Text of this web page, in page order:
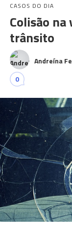
CASOS DO DIA
Colisão
trânsito
Andreína
0